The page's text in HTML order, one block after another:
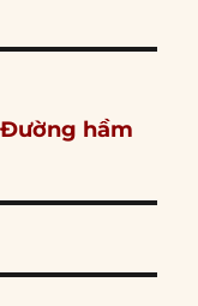
hầm